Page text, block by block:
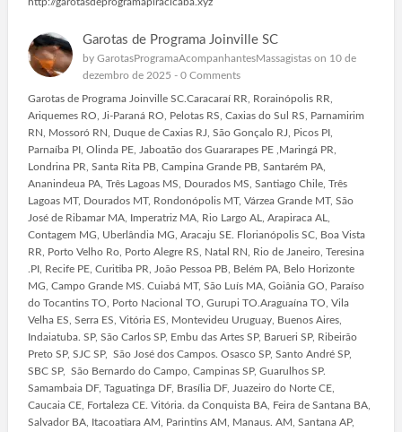
Garotas de Programa Joinville SC
by GarotasProgramaAcompanhantesMassagistason 10 de
dezembro de 2025 - 0 Comments
Garotas de Programa Joinville SC.Caracaraí RR, Rorainópolis RR,
Ariquemes RO, Ji-Paraná RO, Pelotas RS, Caxias do Sul RS, Parnamirim
RN, Mossoró RN, Duque de Caxias RJ, São Gonçalo RJ, Picos PI,
Parnaíba PI, Olinda PE, Jaboatão dos Guararapes PE ,Maringá PR,
Londrina PR, Santa Rita PB, Campina Grande PB, Santarém PA,
Ananindeua PA, Três Lagoas MS, Dourados MS, Santiago Chile, Três
Lagoas MT, Dourados MT, Rondonópolis MT, Várzea Grande MT, São
José de Ribamar MA, Imperatriz MA, Rio Largo AL, Arapiraca AL,
Contagem MG, Uberlândia MG, Aracaju SE. Florianópolis SC, Boa Vista
RR, Porto Velho Ro, Porto Alegre RS, Natal RN, Rio de Janeiro, Teresina
.PI, Recife PE, Curitiba PR, João Pessoa PB, Belém PA, Belo Horizonte
MG, Campo Grande MS. Cuiabá MT, São Luís MA, Goiânia GO, Paraíso
do Tocantins TO, Porto Nacional TO, Gurupi TO.Araguaína TO, Vila
Velha ES, Serra ES, Vitória ES, Montevideu Uruguay, Buenos Aires,
Indaiatuba. SP, São Carlos SP, Embu das Artes SP, Barueri SP, Ribeirão
Preto SP, SJC SP, São José dos Campos. Osasco SP, Santo André SP,
SBC SP, São Bernardo do Campo, Campinas SP, Guarulhos SP.
Samambaia DF, Taguatinga DF, Brasília DF, Juazeiro do Norte CE,
Caucaia CE, Fortaleza CE. Vitória. da Conquista BA, Feira de Santana BA,
Salvador BA, Itacoatiara AM, Parintins AM, Manaus. AM, Santana AP,